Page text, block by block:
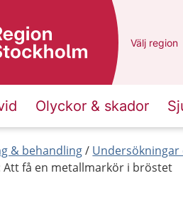
Du har valt
Välj en
region
Olyckor & skador
& behandling
få en metallmarkör i bröstet